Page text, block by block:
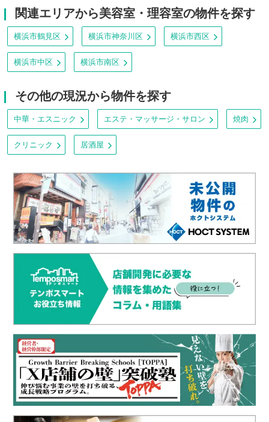
関連エリアから美容室・理容室の物件を探す
横浜市鶴見区 横浜市神奈川区 横浜市西区
横浜市中区 横浜市南区
その他の現況から物件を探す
中華・エスニック エステ・マッサージ・サロン 焼肉
クリニック 居酒屋